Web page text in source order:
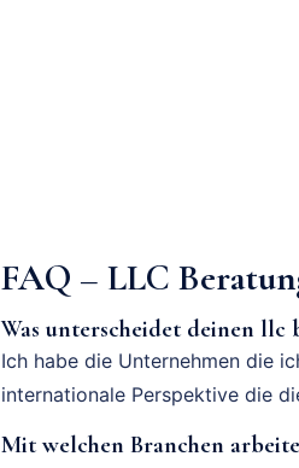
FAQ – LLC
Was unterscheidet deinen llc
Ich habe die Unternehmen die
internationale Perspektive die
Mit welchen Branchen